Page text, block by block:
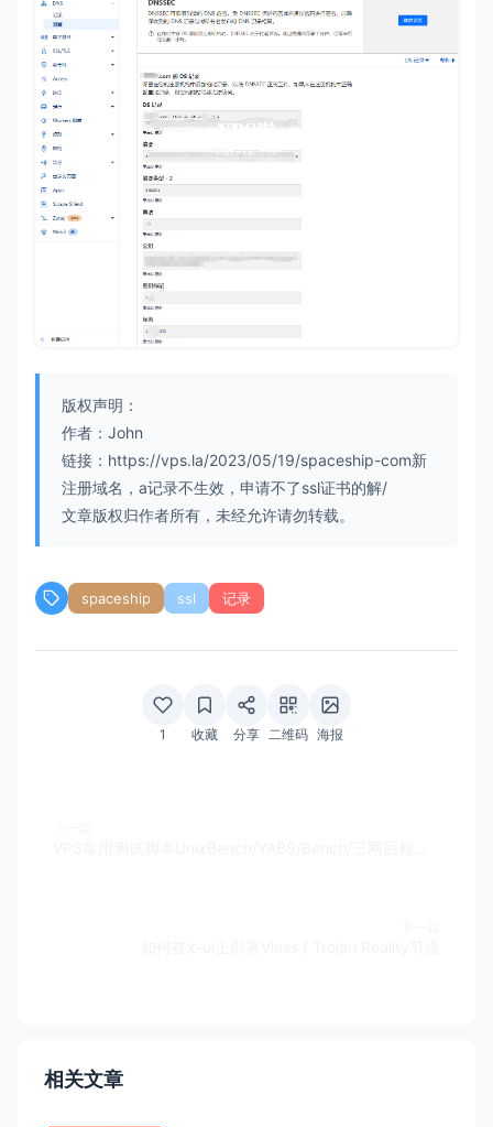
版权声明：
作者：John
链接：https://vps.la/2023/05/19/spaceship-com新
注册域名，a记录不生效，申请不了ssl证书的解/
文章版权归作者所有，未经允许请勿转载。
spaceship ssl 记录
1 收藏 分享 二维码 海报
相关文章